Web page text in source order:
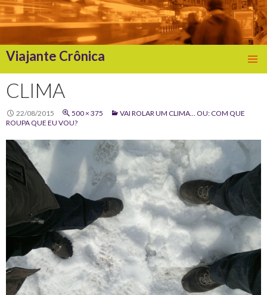
Viajante Crônica
TO
CONTENT
CLIMA
22/08/2015 500 × 375
VAI ROLAR UM CLIMA… OU: COM QUE
ROUPA QUE EU VOU?